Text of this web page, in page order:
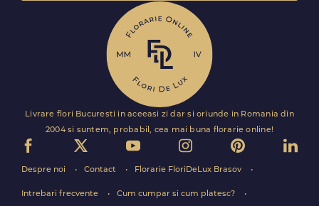
Livrare flori Bucuresti in aceeasi zi dar si oriunde in Romania din
2004 si suntem, probabil, cea mai buna florarie online!
Despre noi Contact Florarie FloriDeLux Brasov
Intrebari frecvente Cum cumpar si cum platesc?